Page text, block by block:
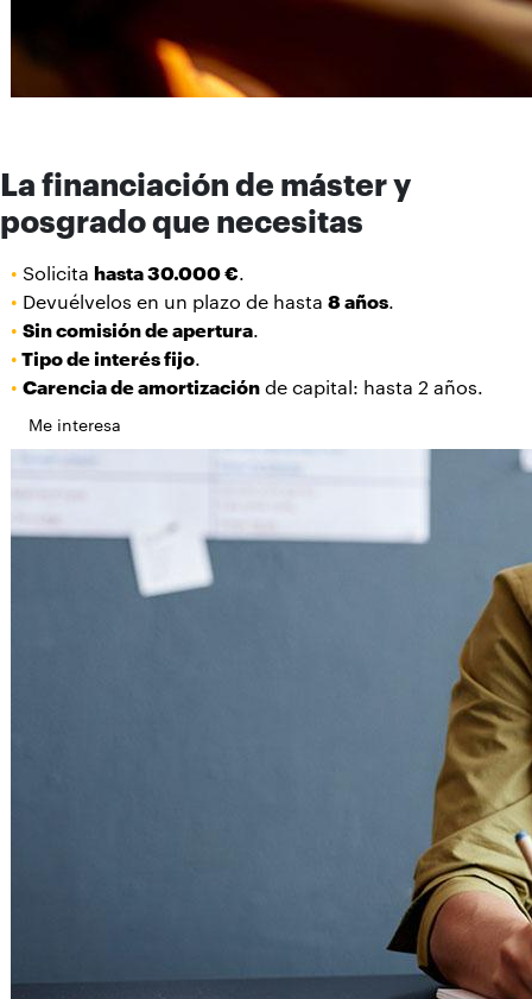
La financiación de máster y
posgrado que necesitas
• Solicita hasta 30.000 €
• Devuélvelos en un plazo de hasta 8 años.
• Sin comisión de apertura.
• Tipo de interés fijo.
• Carencia de amortizaciónde capital: hasta 2 años.
Me interesa